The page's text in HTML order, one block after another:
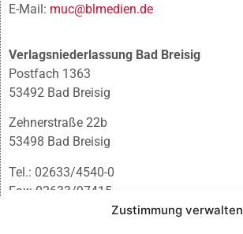
Zustimmung verwalten
E-Mail: muc@blmedien.de
Verlagsniederlassung Bad Breisig
Postfach 1363
53492 Bad Breisig
Zehnerstraße 22b
53498 Bad Breisig
Tel.: 02633/4540-0
Fax: 02633/97415
infobb@blmedien.de